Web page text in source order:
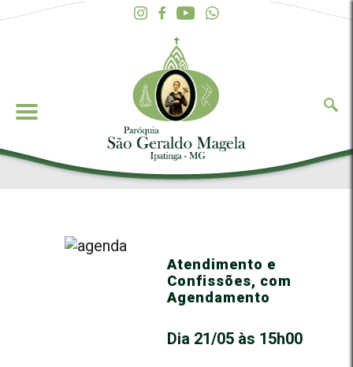
Atendimento e
Confissões, com
Agendamento
Dia 21/05 às 15h00